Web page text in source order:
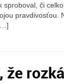
či
pravdivosťou.